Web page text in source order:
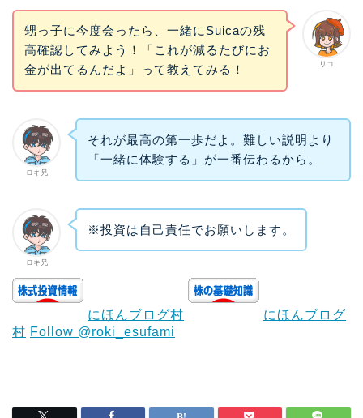
リコ
甥っ子に今度会ったら、一緒にSuicaの残
高確認してみよう！「これが減るたびにお
金が出てるんだよ」って教えてみる！
ロキ兄
それが最高の第一歩だよ。難しい説明より
「一緒に体験する」が一番伝わるから。
ロキ兄
※投資は自己責任でお願いします。
にほんブログ村
にほんブログ
村 Follow @roki_esufami